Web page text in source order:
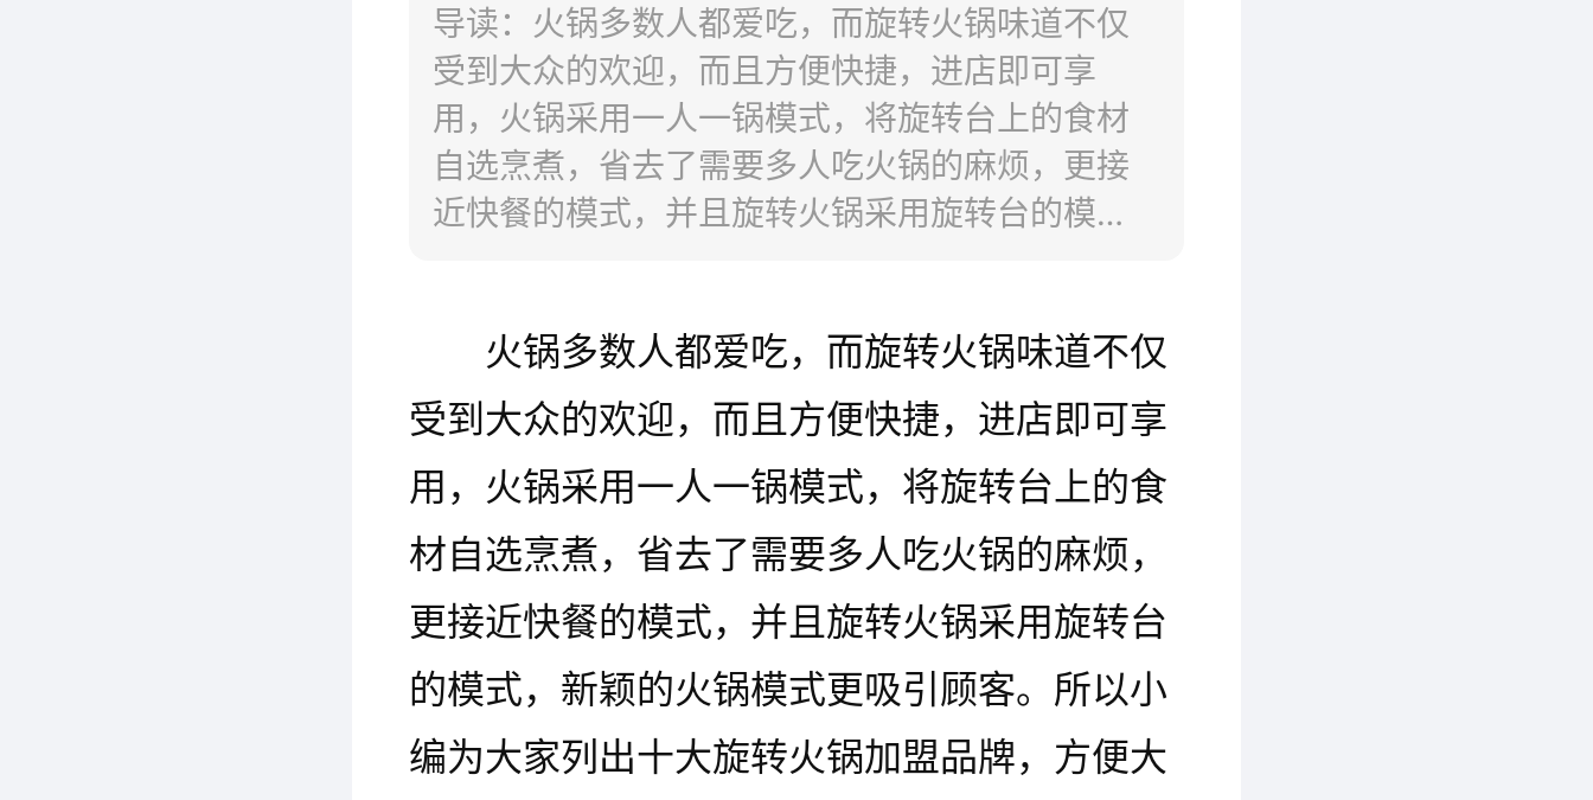
导读：火锅多数人都爱吃，而旋转火锅味道不仅
受到大众的欢迎，而且方便快捷，进店即可享
用，火锅采用一人一锅模式，将旋转台上的食材
自选烹煮，省去了需要多人吃火锅的麻烦，更接
近快餐的模式，并且旋转火锅采用旋转台的模
加盟。一起来了解一下这些品牌吧!
火锅多数人都爱吃，而旋转火锅味道不仅
受到大众的欢迎，而且方便快捷，进店即可享
用，火锅采用一人一锅模式，将旋转台上的食
材自选烹煮，省去了需要多人吃火锅的麻烦，
更接近快餐的模式，并且旋转火锅采用旋转台
的模式，新颖的火锅模式更吸引顾客。所以小
编为大家列出十大旋转火锅加盟品牌，方便大